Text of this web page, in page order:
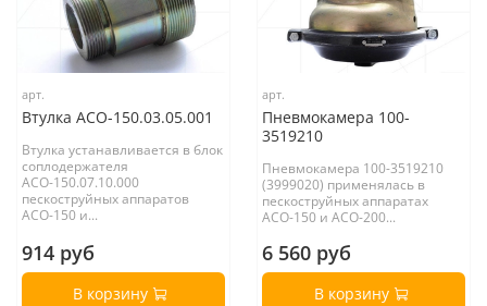
арт.
Втулка АСО-150.03.05.001
Втулка устанавливается в блок
соплодержателя
АСО-150.07.10.000
пескоструйных аппаратов
АСО-150 и...
914 руб
В корзину
арт.
Пневмокамера 100-
3519210
Пневмокамера 100-3519210
(3999020) применялась в
пескоструйных аппаратах
АСО-150 и АСО-200...
6 560 руб
В корзину